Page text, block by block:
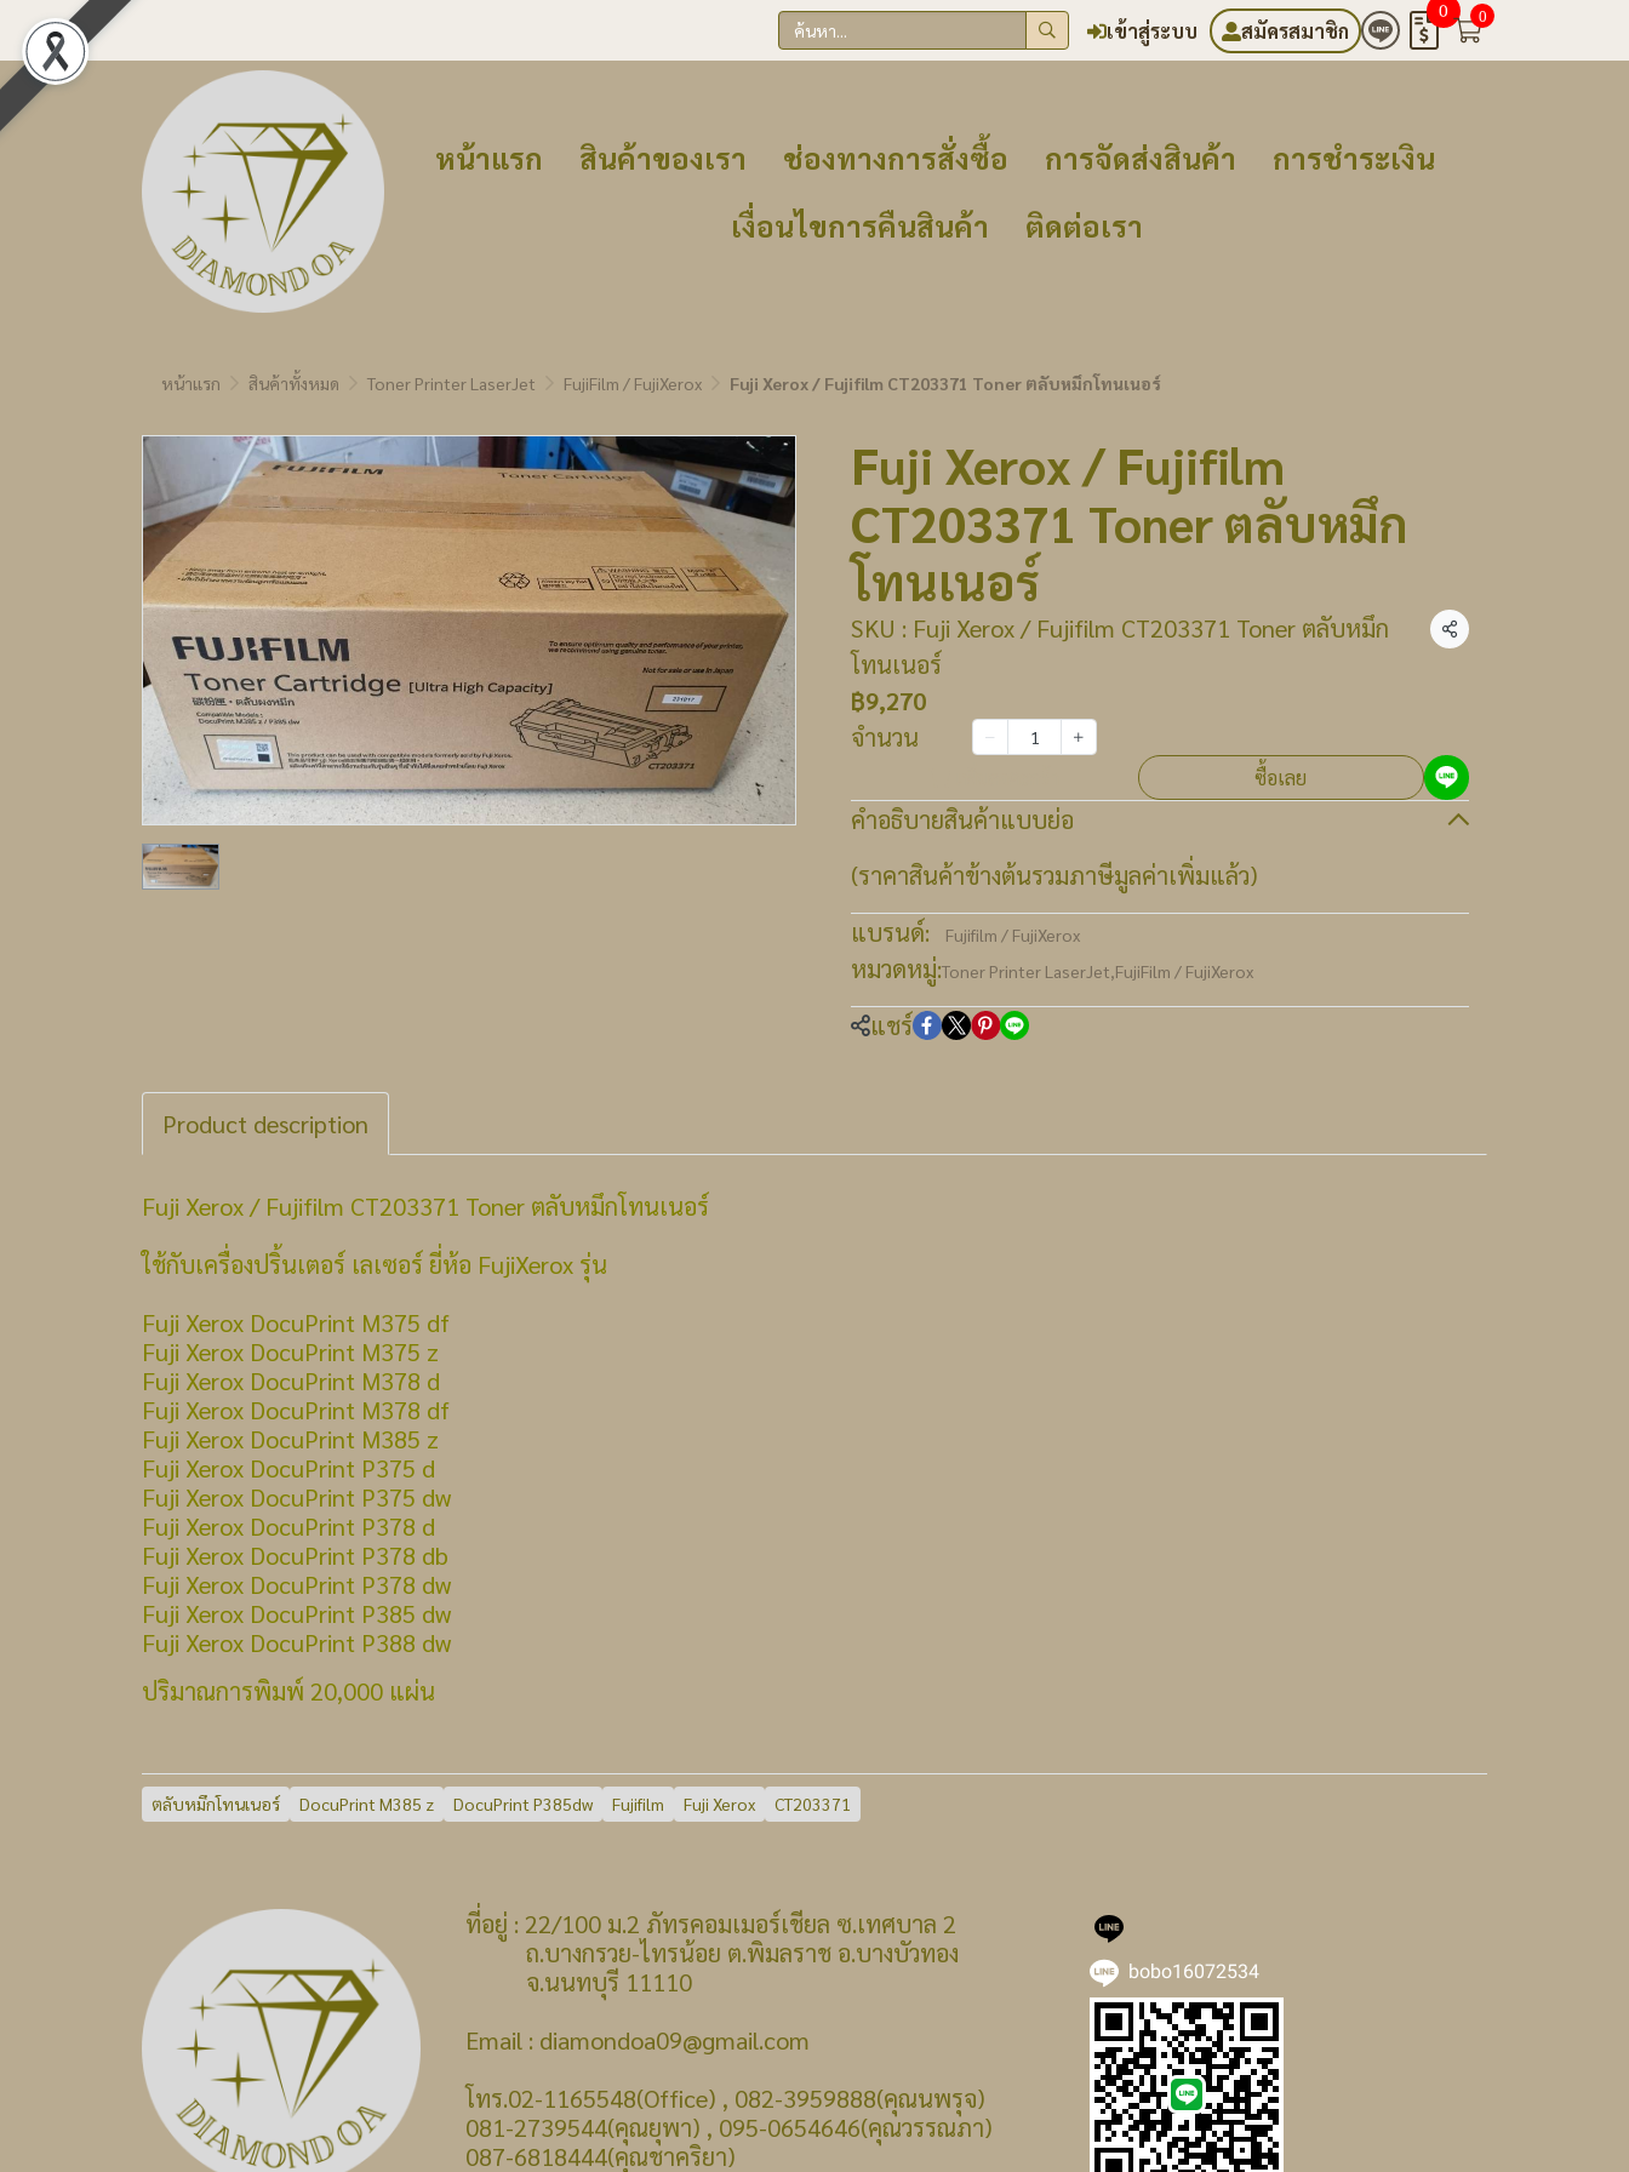
เข้าสู่ระบบ สมัครสมาชิก
0 0
หน้าแรก สินค้าของเรา ช่องทางการสั่งซื้อ การจัดส่งสินค้า
การชำระเงิน
เงื่อนไขการคืนสินค้า
ติดต่อเรา
หน้าแรก สินค้าทั้งหมด Toner Printer LaserJet FujiFilm / FujiXerox Fuji Xerox / Fujifilm CT203371 Toner ตลับหมึกโทนเนอร์
Fuji Xerox / Fujifilm
CT203371 Toner ตลับหมึก
โทนเนอร์
SKU : Fuji Xerox / Fujifilm CT203371 Toner ตลับหมึก
โทนเนอร์
แชร์
฿9,270
จำนวน
ซื้อเลย
คำอธิบายสินค้าแบบย่อ
(ราคาสินค้าข้างต้นรวมภาษีมูลค่าเพิ่มแล้ว)
แบรนด์:
Fujifilm / FujiXerox
หมวดหมู่:Toner Printer LaserJet,FujiFilm / FujiXerox
แชร์
Product description
Fuji Xerox / Fujifilm CT203371 Toner ตลับหมึกโทนเนอร์
ใช้กับเครื่องปริ้นเตอร์ เลเซอร์ ยี่ห้อ FujiXerox รุ่น
Fuji Xerox DocuPrint M375 df
Fuji Xerox DocuPrint M375 z
Fuji Xerox DocuPrint M378 d
Fuji Xerox DocuPrint M378 df
Fuji Xerox DocuPrint M385 z
Fuji Xerox DocuPrint P375 d
Fuji Xerox DocuPrint P375 dw
Fuji Xerox DocuPrint P378 d
Fuji Xerox DocuPrint P378 db
Fuji Xerox DocuPrint P378 dw
Fuji Xerox DocuPrint P385 dw
Fuji Xerox DocuPrint P388 dw
ปริมาณการพิมพ์ 20,000 แผ่น
ตลับหมึกโทนเนอร์ DocuPrint M385 z DocuPrint P385dw Fujifilm Fuji Xerox CT203371
ที่อยู่ : 22/100 ม.2 ภัทรคอมเมอร์เชียล ซ.เทศบาล 2
ถ.บางกรวย-ไทรน้อย ต.พิมลราช อ.บางบัวทอง
จ.นนทบุรี 11110
Email : diamondoa09@gmail.com
โทร.02-1165548(Office) , 082-3959888(คุณนพรุจ)
081-2739544(คุณยุพา) , 095-0654646(คุณวรรณภา)
087-6818444(คุณชาคริยา)
bobo16072534